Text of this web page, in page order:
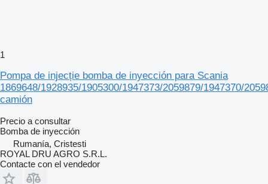
1
Pompa de injecție bomba de inyección para Scania
1869648/1928935/1905300/1947373/2059879/1947370/
camión
Precio a consultar
Bomba de inyección
Rumanía, Cristesti
ROYAL DRU AGRO S.R.L.
Contacte con el vendedor